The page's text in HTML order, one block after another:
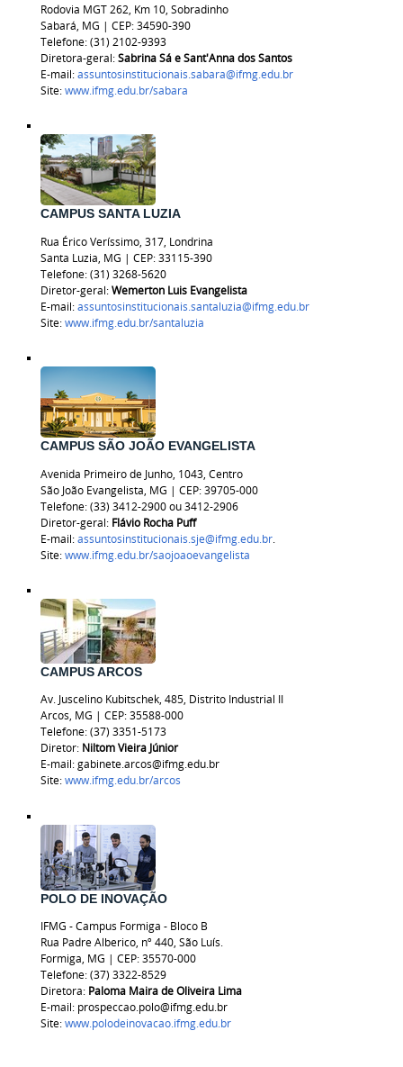
Rodovia MGT 262, Km 10, Sobradinho
Sabará, MG | CEP: 34590-390
Telefone: (31) 2102-9393
Diretora-geral:Sabrina Sá e Sant'Anna dos Santos
E-mail:assuntosinstitucionais.sabara@ifmg.edu.br
Site:www.ifmg.edu.br/sabara
CAMPUS SANTA LUZIA
Rua Érico Veríssimo, 317, Londrina
Santa Luzia, MG | CEP: 33115-390
Telefone: (31) 3268-5620
Diretor-geral:Wemerton Luis Evangelista
E-mail:assuntosinstitucionais.santaluzia@ifmg.edu.br
Site:www.ifmg.edu.br/santaluzia
CAMPUS SÃO JOÃO EVANGELISTA
Avenida Primeiro de Junho, 1043, Centro
São João Evangelista, MG | CEP: 39705-000
Telefone: (33) 3412-2900 ou 3412-2906
Diretor-geral: Flávio Rocha Puff
E-mail:assuntosinstitucionais.sje@ifmg.edu.br.
Site:www.ifmg.edu.br/saojoaoevangelista
CAMPUS ARCOS
Av. Juscelino Kubitschek, 485, Distrito Industrial II
Arcos, MG | CEP: 35588-000
Telefone: (37) 3351-5173
Diretor: Niltom Vieira Júnior
E-mail: gabinete.arcos@ifmg.edu.br
Site:www.ifmg.edu.br/arcos
POLO DE INOVAÇÃO
IFMG - Campus Formiga - Bloco B
Rua Padre Alberico, nº 440, São Luís.
Formiga, MG | CEP: 35570-000
Telefone: (37) 3322-8529
Diretora: Paloma Maira de Oliveira Lima
E-mail: prospeccao.polo@ifmg.edu.br
Site:www.polodeinovacao.ifmg.edu.br